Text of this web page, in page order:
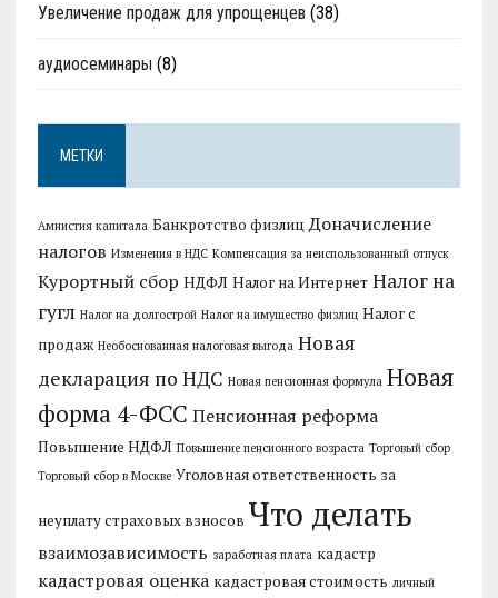
Увеличение продаж для упрощенцев (38)
аудиосеминары (8)
МЕТКИ
Амнистия капитала Банкротство физлиц Доначисление
налогов Изменения в НДС Компенсация за неиспользованный отпуск
Курортный сбор НДФЛ Налог на Интернет Налог на
гугл Налог на долгострой Налог на имущество физлиц Налог с
продаж Необоснованная налоговая выгода Новая
декларация по НДС Новая пенсионная формула Новая
форма 4-ФСС Пенсионная реформа
Повышение НДФЛ Повышение пенсионного возраста Торговый сбор
Торговый сбор в Москве Уголовная ответственность за
неуплату страховых взносов Что делать
взаимозависимость заработная плата кадастр
кадастровая оценка кадастровая стоимость личный